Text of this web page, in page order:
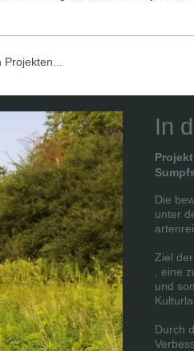
In
Die
unter
Ziel
, eine
und
Durch